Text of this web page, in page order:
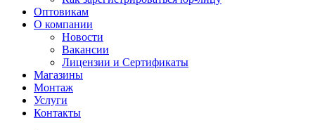
Оптовикам
О компании
Новости
Вакансии
Лицензии и Сертификаты
Магазины
Монтаж
Услуги
Контакты